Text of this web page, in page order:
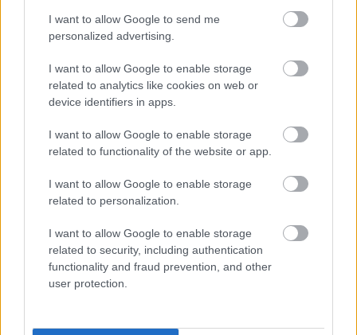
I want to allow Google to send me
personalized advertising.
I want to allow Google to enable storage
related to analytics like cookies on web or
device identifiers in apps.
I want to allow Google to enable storage
related to functionality of the website or app.
I want to allow Google to enable storage
related to personalization.
I want to allow Google to enable storage
related to security, including authentication
functionality and fraud prevention, and other
user protection.
gyanakodásra adhat okot, ha 2800 Forintért ígérik.
Ha már nyereményjáték lenne, akkor sem valószínű,
már nyeremény, miért kéne fizetni érte?Miért
kéne akár pár száz Forintot is rákölteni egy ekkora
akcióra? És miért hirdeti meg ezt a lehetőséget egy
random felhasználó? Miért csak külföldi nevű
felhasználók kommentelnek a poszt alá, ráadásul
magyarul?